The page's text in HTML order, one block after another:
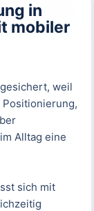
in
mobiler
weil
Alltag eine
sich mit